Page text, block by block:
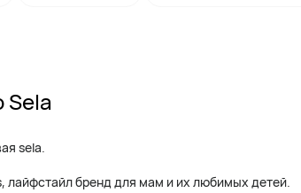
Sela
sela.
лайфстайл бренд для мам и их любимых детей.